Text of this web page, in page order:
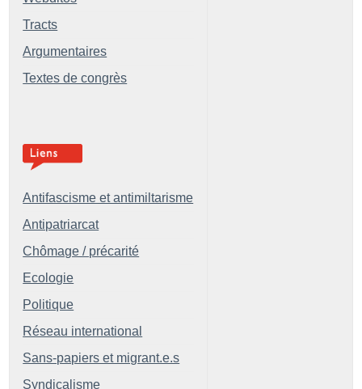
Tracts
Argumentaires
Textes de congrès
Antifascisme et antimiltarisme
Antipatriarcat
Chômage / précarité
Ecologie
Politique
Réseau international
Sans-papiers et migrant.e.s
Syndicalisme